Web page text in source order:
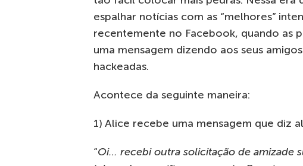
espalhar notícias com as “melhores”
recentemente no Facebook, quando as
uma mensagem dizendo aos seus
hackeadas.
Acontece da seguinte maneira:
1) Alice recebe uma mensagem que diz
“Oi… recebi outra solicitação de amizade